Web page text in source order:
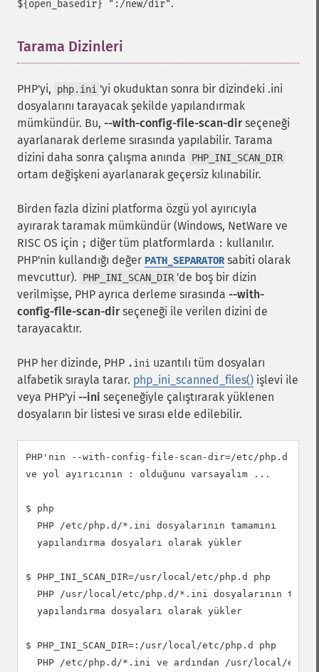
${open_basedir} ":/new/dir".
Tarama Dizinleri
PHP'yi, php.ini 'yi okuduktan sonra bir dizindeki .ini
dosyalarını tarayacak şekilde yapılandırmak
mümkündür. Bu, --with-config-file-scan-dirseçeneği
ayarlanarak derleme sırasında yapılabilir. Tarama
dizini daha sonra çalışma anında
PHP_INI_SCAN_DIR
ortam değişkeni ayarlanarak geçersiz kılınabilir.
Birden fazla dizini platforma özgü yol ayırıcıyla
ayırarak taramak mümkündür (Windows, NetWare ve
RISC OS için ; diğer tüm platformlarda : kullanılır.
PHP'nin kullandığı değer PATH_SEPARATORsabiti olarak
mevcuttur).
PHP_INI_SCAN_DIR 'de boş bir dizin
verilmişse, PHP ayrıca derleme sırasında --with-
config-file-scan-dirseçeneği ile verilen dizini de
tarayacaktır.
PHP her dizinde, PHP .ini uzantılı tüm dosyaları
alfabetik sırayla tarar. php_ini_scanned_files() işlevi ile
veya PHP'yi --ini seçeneğiyle çalıştırarak yüklenen
dosyaların bir listesi ve sırası elde edilebilir.
PHP'nin --with-config-file-scan-dir=/etc/php.d ile
ve yol ayırıcının : olduğunu varsayalım ...
$ php
  PHP /etc/php.d/*.ini dosyalarının tamamını
  yapılandırma dosyaları olarak yükler
$ PHP_INI_SCAN_DIR=/usr/local/etc/php.d php
PHP /usr/local/etc/php.d/*.ini dosyalarının
  yapılandırma dosyaları olarak yükler
$ PHP_INI_SCAN_DIR=:/usr/local/etc/php.d php
PHP /etc/php.d/*.ini ve ardından /usr/local/etc/